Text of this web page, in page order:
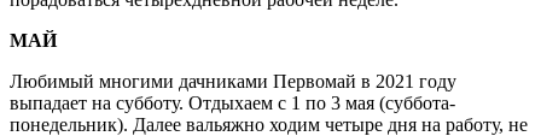
МАЙ
Любимый многими дачниками Первомай в 2021 году
выпадает на субботу. Отдыхаем с 1 по 3 мая (суббота-
понедельник). Далее вальяжно ходим четыре дня на работу, не